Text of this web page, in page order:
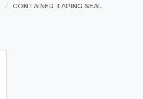
CONTAINER TAPING SEAL